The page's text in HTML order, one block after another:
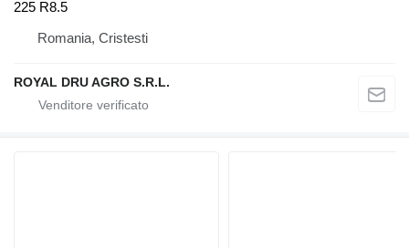
225 R8.5
Romania, Cristesti
ROYAL DRU AGRO S.R.L.